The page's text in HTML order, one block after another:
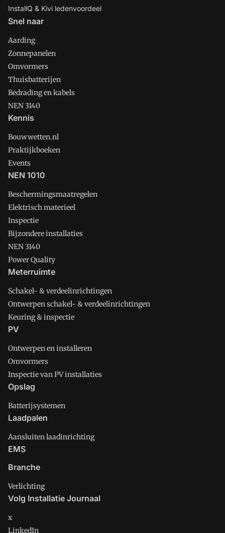
InstallQ & Kivi ledenvoordeel
Snel naar
Aarding
Zonnepanelen
Omvormers
Thuisbatterijen
Bedrading en kabels
NEN 3140
Kennis
Bouwwetten.nl
Praktijkboeken
Events
NEN 1010
Beschermingsmaatregelen
Elektrisch materieel
Inspectie
Bijzondere installaties
NEN 3140
Power Quality
Meterruimte
Schakel- & verdeelinrichtingen
Ontwerpen schakel- & verdeelinrichtingen
Keuring & inspectie
PV
Ontwerpen en installeren
Omvormers
Inspectie van PV installaties
Opslag
Batterijsystemen
Laadpalen
Aansluiten laadinrichting
EMS
Branche
Verlichting
Volg Installatie Journaal
x
LinkedIn